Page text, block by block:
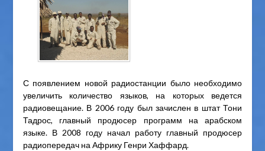
С появлением новой радиостанции было необходимо
увеличить количество языков, на которых ведется
радиовещание. В 2006 году был зачислен в штат Тони
Тадрос, главный продюсер программ на арабском
языке. В 2008 году начал работу главный продюсер
радиопередач на Африку Генри Хаффард.